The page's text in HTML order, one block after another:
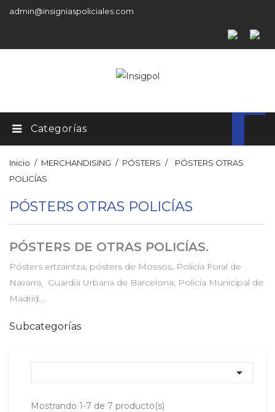
admin@insigniaspoliciales.com
Categorías
Inicio MERCHANDISING PÓSTERS
PÓSTERS OTRAS
POLICÍAS
PÓSTERS OTRAS POLICÍAS
PÓSTERS DE OTRAS POLICÍAS.
Pósters ertzaintza, pósters de Mossos, Policía Foral de
Navarra, Guardia Urbana de Barcelona, Policía Municipal de
Madrid....
Subcategorías

Mostrando 1-7 de 7 producto(s)